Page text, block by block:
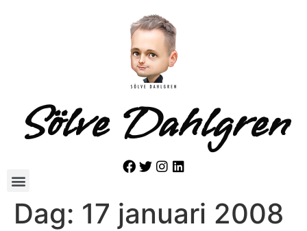
Sölve Dahlgren
Dag: 17 januari 2008